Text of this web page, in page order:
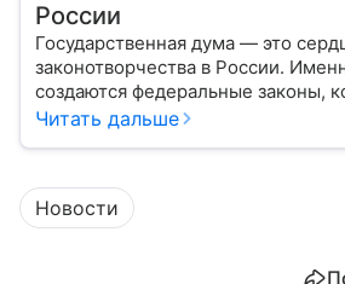
России
Государственная дума — это
законотворчества в России.
создаются федеральные законы,
жизни каждого гражданина: от
Читать дальше
Новости